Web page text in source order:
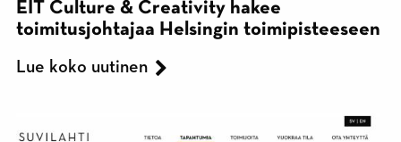
EIT Culture & Creativity hakee
toimitusjohtajaa Helsingin toimipisteeseen
Lue koko uutinen